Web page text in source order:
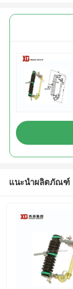
แนะนำผลิตภัณฑ์